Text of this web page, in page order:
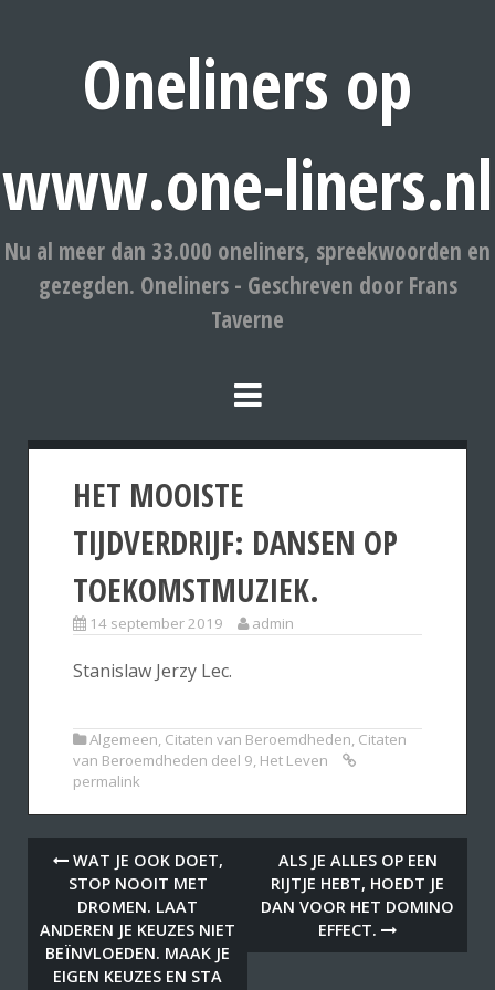
Oneliners op
www.one-liners.nl
Nu al meer dan 33.000 oneliners, spreekwoorden en
gezegden. Oneliners - Geschreven door Frans
Taverne
HET MOOISTE
TIJDVERDRIJF: DANSEN OP
TOEKOMSTMUZIEK.
14 september 2019 admin
Stanislaw Jerzy Lec.
Algemeen, Citaten van Beroemdheden, Citaten
van Beroemdheden deel 9, Het Leven
permalink
WAT JE OOK DOET,
STOP NOOIT MET
DROMEN. LAAT
ANDEREN JE KEUZES NIET
BEÏNVLOEDEN. MAAK JE
EIGEN KEUZES EN STA
ALS JE ALLES OP EEN
RIJTJE HEBT, HOEDT JE
DAN VOOR HET DOMINO
EFFECT.